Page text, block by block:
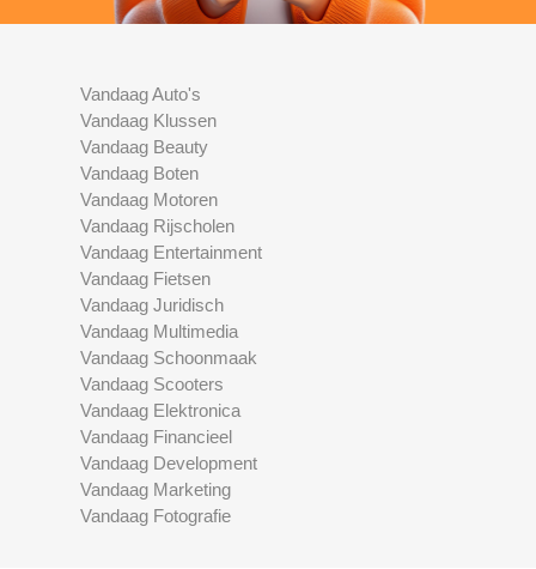
Vandaag Auto's
Vandaag Klussen
Vandaag Beauty
Vandaag Boten
Vandaag Motoren
Vandaag Rijscholen
Vandaag Entertainment
Vandaag Fietsen
Vandaag Juridisch
Vandaag Multimedia
Vandaag Schoonmaak
Vandaag Scooters
Vandaag Elektronica
Vandaag Financieel
Vandaag Development
Vandaag Marketing
Vandaag Fotografie